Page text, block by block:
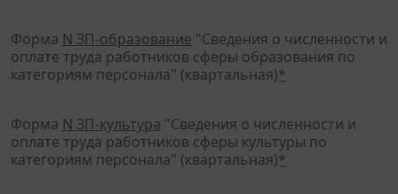
Форма N ЗП-образование "Сведения о численности и
оплате труда работников сферы образования по
категориям персонала" (квартальная)*
Форма N ЗП-культура "Сведения о численности и
оплате труда работников сферы культуры по
категориям персонала" (квартальная)*